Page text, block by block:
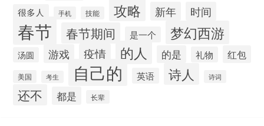
很多人 手机 技能 攻略 新年 时间
春节 春节期间 是一个 梦幻西游
汤圆 游戏 疫情 的人 的是 礼物 红包
美国 考生 自己的 英语 诗人 诗词
还不 都是 长辈